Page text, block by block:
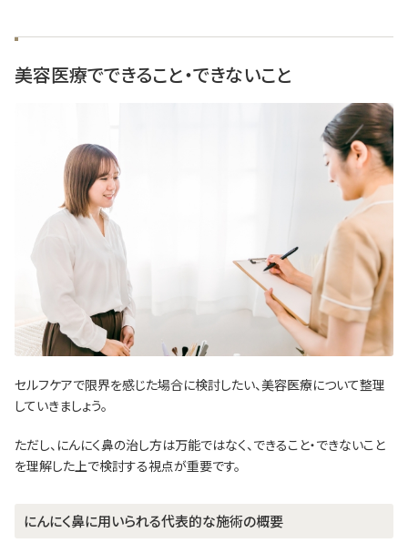
美容医療でできること・できないこと
セルフケアで限界を感じた場合に検討したい、美容医療について整理
していきましょう。
ただし、にんにく鼻の治し方は万能ではなく、できること・できないこと
を理解した上で検討する視点が重要です。
にんにく鼻に用いられる代表的な施術の概要